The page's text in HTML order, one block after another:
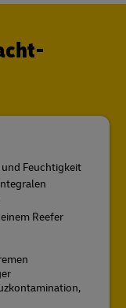
Feuchtigkeit
Reefer